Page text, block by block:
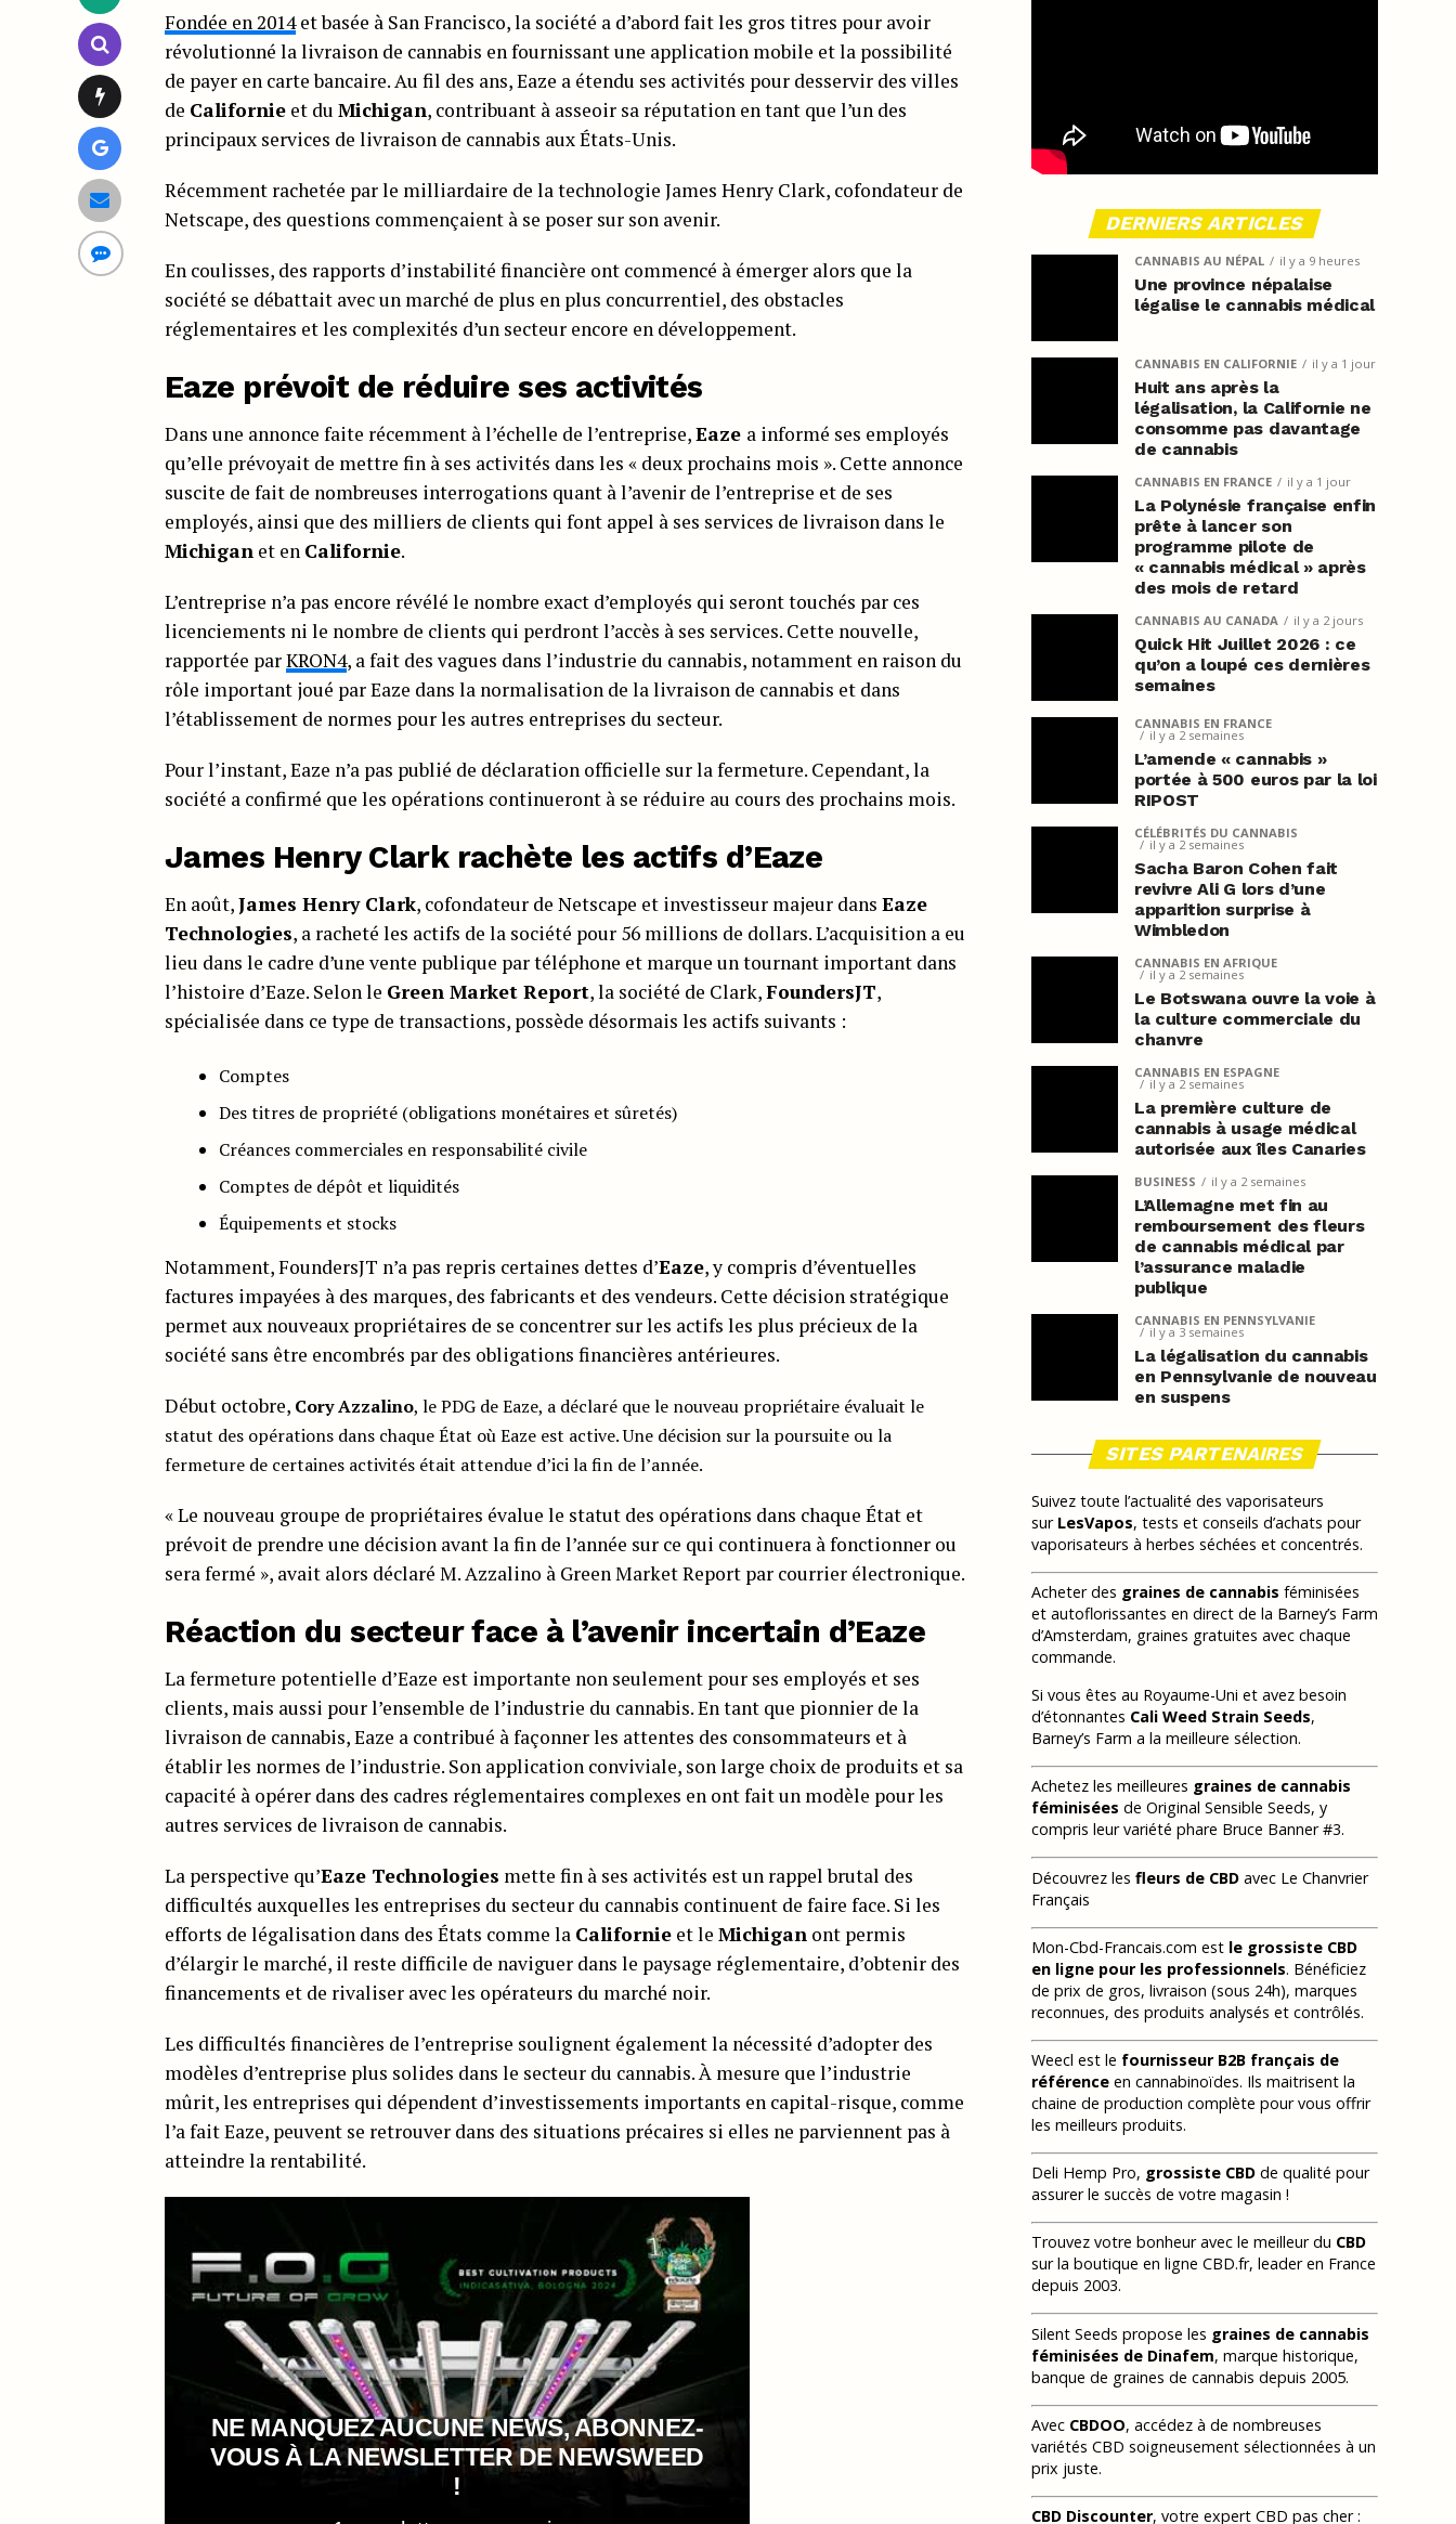
Fondée en 2014et basée à San Francisco, la société a d’abord fait les gros titres pour avoir
révolutionné la livraison de cannabis en fournissant une application mobile et la possibilité
de payer en carte bancaire. Au fil des ans, Eaze a étendu ses activités pour desservir des villes
de Californie et du Michigan, contribuant à asseoir sa réputation en tant que l’un des
principaux services de livraison de cannabis aux États-Unis.
Récemment rachetée par le milliardaire de la technologie James Henry Clark, cofondateur de
Netscape, des questions commençaient à se poser sur son avenir.
En coulisses, des rapports d’instabilité financière ont commencé à émerger alors que la
société se débattait avec un marché de plus en plus concurrentiel, des obstacles
réglementaires et les complexités d’un secteur encore en développement.
Eaze prévoit de réduire ses activités
Dans une annonce faite récemment à l’échelle de l’entreprise,Eaze a informé ses employés
qu’elle prévoyait de mettre fin à ses activités dans les « deux prochains mois ». Cette annonce
suscite de fait de nombreuses interrogations quant à l’avenir de l’entreprise et de ses
employés, ainsi que des milliers de clients qui font appel à ses services de livraison dans le
Michigan et en Californie.
L’entreprise n’a pas encore révélé le nombre exact d’employés qui seront touchés par ces
licenciements ni le nombre de clients qui perdront l’accès à ses services. Cette nouvelle,
rapportée parKRON4, a fait des vagues dans l’industrie du cannabis, notamment en raison du
rôle important joué par Eaze dans la normalisation de la livraison de cannabis et dans
l’établissement de normes pour les autres entreprises du secteur.
Pour l’instant, Eaze n’a pas publié de déclaration officielle sur la fermeture. Cependant, la
société a confirmé que les opérations continueront à se réduire au cours des prochains mois.
James Henry Clark rachète les actifs d’Eaze
En août,James Henry Clark, cofondateur de Netscape et investisseur majeur dans Eaze
Technologies, a racheté les actifs de la société pour 56 millions de dollars. L’acquisition a eu
lieu dans le cadre d’une vente publique par téléphone et marque un tournant important dans
l’histoire d’Eaze. Selon le Green Market Report, la société de Clark,FoundersJT,
spécialisée dans ce type de transactions, possède désormais les actifs suivants :
Comptes
Des titres de propriété (obligations monétaires et sûretés)
Créances commerciales en responsabilité civile
Comptes de dépôt et liquidités
Équipements et stocks
Notamment, FoundersJT n’a pas repris certaines dettes d’Eaze, y compris d’éventuelles
factures impayées à des marques, des fabricants et des vendeurs. Cette décision stratégique
permet aux nouveaux propriétaires de se concentrer sur les actifs les plus précieux de la
société sans être encombrés par des obligations financières antérieures.
Début octobre, Cory Azzalino, le PDG de Eaze, a déclaré que le nouveau propriétaire évaluait le
statut des opérations dans chaque État où Eaze est active. Une décision sur la poursuite ou la
fermeture de certaines activités était attendue d’ici la fin de l’année.
« Le nouveau groupe de propriétaires évalue le statut des opérations dans chaque État et
prévoit de prendre une décision avant la fin de l’année sur ce qui continuera à fonctionner ou
sera fermé », avait alors déclaré M. Azzalino à Green Market Report par courrier électronique.
Réaction du secteur face à l’avenir incertain d’Eaze
La fermeture potentielle d’Eaze est importante non seulement pour ses employés et ses
clients, mais aussi pour l’ensemble de l’industrie du cannabis. En tant que pionnier de la
livraison de cannabis, Eaze a contribué à façonner les attentes des consommateurs et à
établir les normes de l’industrie. Son application conviviale, son large choix de produits et sa
capacité à opérer dans des cadres réglementaires complexes en ont fait un modèle pour les
autres services de livraison de cannabis.
La perspective qu’Eaze Technologies mette fin à ses activités est un rappel brutal des
difficultés auxquelles les entreprises du secteur du cannabis continuent de faire face. Si les
efforts de légalisation dans des États comme la Californie et le Michigan ont permis
d’élargir le marché, il reste difficile de naviguer dans le paysage réglementaire, d’obtenir des
financements et de rivaliser avec les opérateurs du marché noir.
Les difficultés financières de l’entreprise soulignent également la nécessité d’adopter des
modèles d’entreprise plus solides dans le secteur du cannabis. À mesure que l’industrie
mûrit, les entreprises qui dépendent d’investissements importants en capital-risque, comme
l’a fait Eaze, peuvent se retrouver dans des situations précaires si elles ne parviennent pas à
atteindre la rentabilité.
NE MANQUEZ AUCUNE NEWS, ABONNEZ-
VOUS À LA NEWSLETTER DE NEWSWEED
!
DERNIERS ARTICLES
CANNABIS AU NÉPAL il y a 9 heures
Une province népalaise
légalise le cannabis médical
CANNABIS EN CALIFORNIE il y a 1 jour
Huit ans après la
légalisation, la Californie ne
consomme pas davantage
de cannabis
CANNABIS EN FRANCE il y a 1 jour
La Polynésie française enfin
prête à lancer son
programme pilote de
« cannabis médical » après
des mois de retard
CANNABIS AU CANADA il y a 2 jours
Quick Hit Juillet 2026 : ce
qu’on a loupé ces dernières
semaines
CANNABIS EN FRANCE
il y a 2 semaines
L’amende « cannabis »
portée à 500 euros par la loi
RIPOST
CÉLÉBRITÉS DU CANNABIS
il y a 2 semaines
Sacha Baron Cohen fait
revivre Ali G lors d’une
apparition surprise à
Wimbledon
CANNABIS EN AFRIQUE
il y a 2 semaines
Le Botswana ouvre la voie à
la culture commerciale du
chanvre
CANNABIS EN ESPAGNE
il y a 2 semaines
La première culture de
cannabis à usage médical
autorisée aux îles Canaries
BUSINESS il y a 2 semaines
L’Allemagne met fin au
remboursement des fleurs
de cannabis médical par
l’assurance maladie
publique
CANNABIS EN PENNSYLVANIE
il y a 3 semaines
La légalisation du cannabis
en Pennsylvanie de nouveau
en suspens
SITES PARTENAIRES
Suivez toute l’actualité des vaporisateurs
sur LesVapos, tests et conseils d’achats pour
vaporisateurs à herbes séchées et concentrés.
Acheter des graines de cannabis féminisées
et autoflorissantes en direct de la Barney’s Farm
d’Amsterdam, graines gratuites avec chaque
commande.
Si vous êtes au Royaume-Uni et avez besoin
d’étonnantes Cali Weed Strain Seeds,
Barney’s Farm a la meilleure sélection.
Achetez les meilleures graines de cannabis
féminisées de Original Sensible Seeds, y
compris leur variété phare Bruce Banner #3.
Découvrez les fleurs de CBD avec Le Chanvrier
Français
Mon-Cbd-Francais.com est le grossiste CBD
en ligne pour les professionnels. Bénéficiez
de prix de gros, livraison (sous 24h), marques
reconnues, des produits analysés et contrôlés.
Weecl est le fournisseur B2B français de
référence en cannabinoïdes. Ils maitrisent la
chaine de production complète pour vous offrir
les meilleurs produits.
Deli Hemp Pro, grossiste CBD de qualité pour
assurer le succès de votre magasin !
Trouvez votre bonheur avec le meilleur du CBD
sur la boutique en ligne CBD.fr, leader en France
depuis 2003.
Silent Seeds propose les graines de cannabis
féminisées de Dinafem, marque historique,
banque de graines de cannabis depuis 2005.
Avec CBDOO, accédez à de nombreuses
variétés CBD soigneusement sélectionnées à un
prix juste.
CBD Discounter, votre expert CBD pas cher :